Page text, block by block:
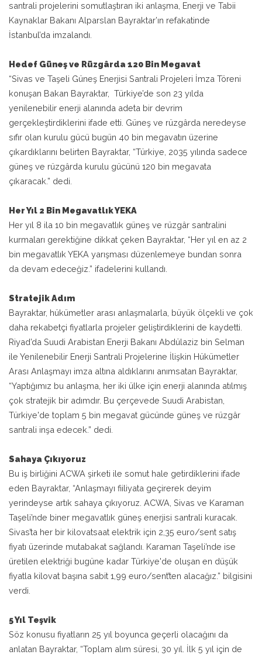
santrali projelerini somutlaştıran iki anlaşma, Enerji ve Tabii
Kaynaklar Bakanı Alparslan Bayraktar’ın refakatinde
İstanbul’da imzalandı.
Hedef Güneş ve Rüzgârda 120 Bin Megavat
“Sivas ve Taşeli Güneş Enerjisi Santrali Projeleri İmza Töreni
konuşan Bakan Bayraktar, Türkiye’de son 23 yılda
yenilenebilir enerji alanında adeta bir devrim
gerçekleştirdiklerini ifade etti. Güneş ve rüzgârda neredeyse
sıfır olan kurulu gücü bugün 40 bin megavatın üzerine
çıkardıklarını belirten Bayraktar, “Türkiye, 2035 yılında sadece
güneş ve rüzgârda kurulu gücünü 120 bin megavata
çıkaracak.” dedi.
Her Yıl 2 Bin Megavatlık YEKA
Her yıl 8 ila 10 bin megavatlık güneş ve rüzgâr santralini
kurmaları gerektiğine dikkat çeken Bayraktar, “Her yıl en az 2
bin megavatlık YEKA yarışması düzenlemeye bundan sonra
da devam edeceğiz.” ifadelerini kullandı.
Stratejik Adım
Bayraktar, hükümetler arası anlaşmalarla, büyük ölçekli ve çok
daha rekabetçi fiyatlarla projeler geliştirdiklerini de kaydetti.
Riyad’da Suudi Arabistan Enerji Bakanı Abdülaziz bin Selman
ile Yenilenebilir Enerji Santrali Projelerine İlişkin Hükümetler
Arası Anlaşmayı imza altına aldıklarını anımsatan Bayraktar,
“Yaptığımız bu anlaşma, her iki ülke için enerji alanında atılmış
çok stratejik bir adımdır. Bu çerçevede Suudi Arabistan,
Türkiye'de toplam 5 bin megavat gücünde güneş ve rüzgâr
santrali inşa edecek.” dedi.
Sahaya Çıkıyoruz
Bu iş birliğini ACWA şirketi ile somut hale getirdiklerini ifade
eden Bayraktar, “Anlaşmayı fiiliyata geçirerek deyim
yerindeyse artık sahaya çıkıyoruz. ACWA, Sivas ve Karaman
Taşeli’nde biner megavatlık güneş enerjisi santrali kuracak.
Sivas’ta her bir kilovatsaat elektrik için 2,35 euro/sent satış
fiyatı üzerinde mutabakat sağlandı. Karaman Taşeli’nde ise
üretilen elektriği bugüne kadar Türkiye'de oluşan en düşük
fiyatla kilovat başına sabit 1,99 euro/sent’ten alacağız.” bilgisini
verdi.
5 Yıl Teşvik
Söz konusu fiyatların 25 yıl boyunca geçerli olacağını da
anlatan Bayraktar, “Toplam alım süresi, 30 yıl. İlk 5 yıl için de